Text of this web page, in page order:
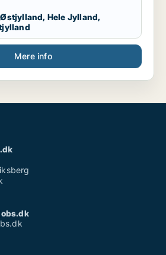
Hele Jylland,
Mere info